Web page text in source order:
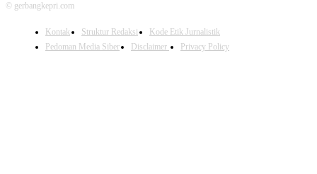
© gerbangkepri.com
Kontak Struktur Redaksi
Kode Etik Jurnalistik
Pedoman Media Siber
Disclaimer Privacy Policy